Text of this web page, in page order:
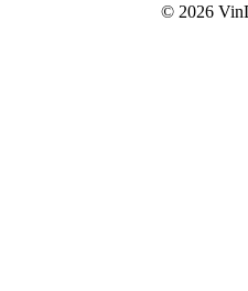
© 2026